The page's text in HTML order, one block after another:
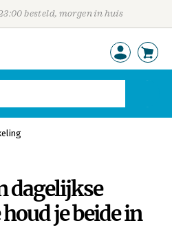
besteld, morgen in huis
dagelijkse
je beide in